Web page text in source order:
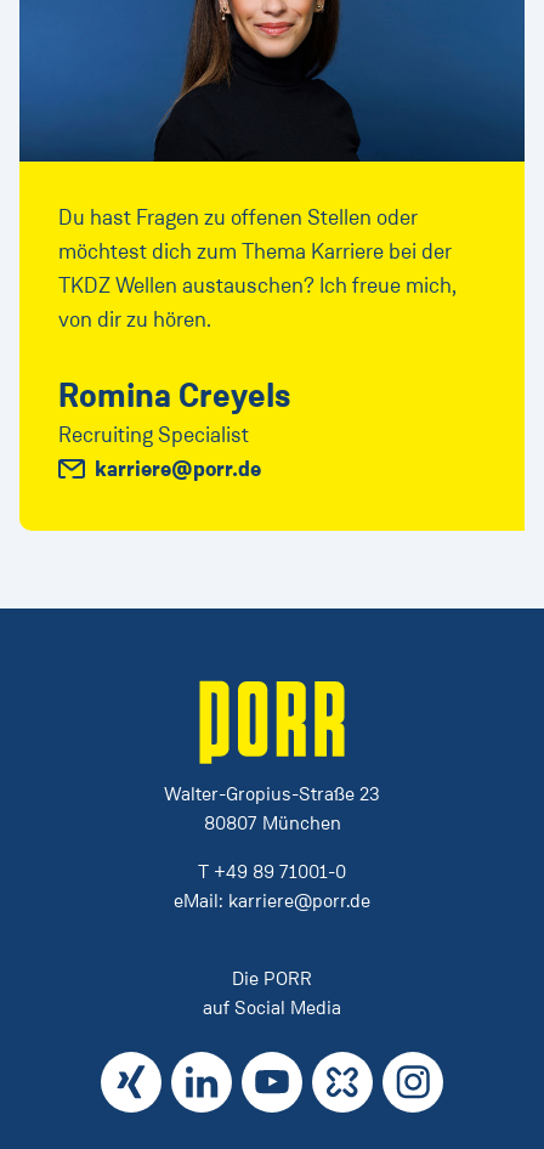
Du hast Fragen zu offenen Stellen oder
möchtest dich zum Thema Karriere bei der
TKDZ Wellen austauschen? Ich freue mich,
von dir zu hören.
Romina Creyels
Recruiting Specialist
karriere@porr.de
Walter-Gropius-Straße 23
80807 München
T +49 89 71001-0
eMail: karriere@porr.de
Die PORR
auf Social Media
Xing LinkedIn YouTube Kununu Instagram